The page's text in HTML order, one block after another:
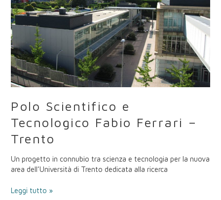
Polo Scientifico e
Tecnologico Fabio Ferrari –
Trento
Un progetto in connubio tra scienza e tecnologia per la nuova
area dell’Università di Trento dedicata alla ricerca
–
Trento
Leggi tutto »